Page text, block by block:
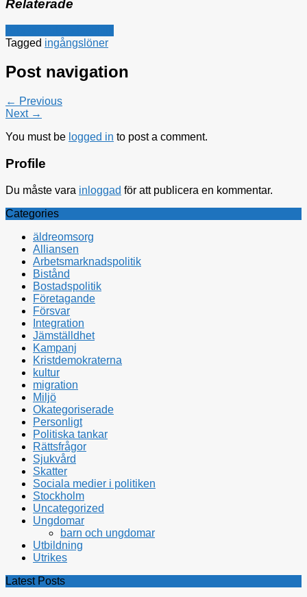
Relaterade
Tagged ingångslöner
Post navigation
← Previous
Next →
You must be logged in to post a comment.
Profile
Du måste vara inloggad för att publicera en kommentar.
Categories
äldreomsorg
Alliansen
Arbetsmarknadspolitik
Bistånd
Bostadspolitik
Företagande
Försvar
Integration
Jämställdhet
Kampanj
Kristdemokraterna
kultur
migration
Miljö
Okategoriserade
Personligt
Politiska tankar
Rättsfrågor
Sjukvård
Skatter
Sociala medier i politiken
Stockholm
Uncategorized
Ungdomar
barn och ungdomar
Utbildning
Utrikes
Latest Posts